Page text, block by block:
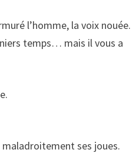
l’homme, la voix nouée.
temps… mais il vous a
ses joues.